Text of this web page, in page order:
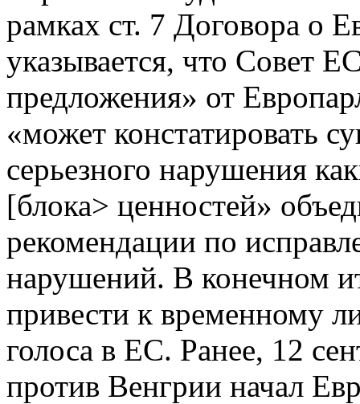
рамках ст. 7 Договора о
указывается, что Совет
предложения» от
«может констатировать
серьезного нарушения
[блока> ценностей»
рекомендации по
нарушений. В конечном
привести к временному
голоса в ЕС. Ранее, 12
против Венгрии начал